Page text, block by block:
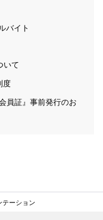
バイト
いて
度
員証』事前発行のお
テーション